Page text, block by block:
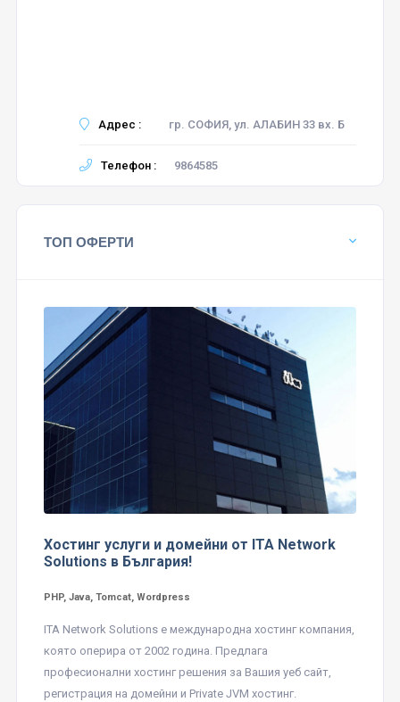
Адрес : гр. СОФИЯ, ул. АЛАБИН 33 вх. Б
Телефон : 9864585
ТОП ОФЕРТИ
Хостинг услуги и домейни от ITA Network
Solutions в България!
PHP, Java, Tomcat, Wordpress
ITA Network Solutions е международна хостинг компания,
която оперира от 2002 година. Предлага
професионални хостинг решения за Вашия уеб сайт,
регистрация на домейни и Private JVM хостинг.